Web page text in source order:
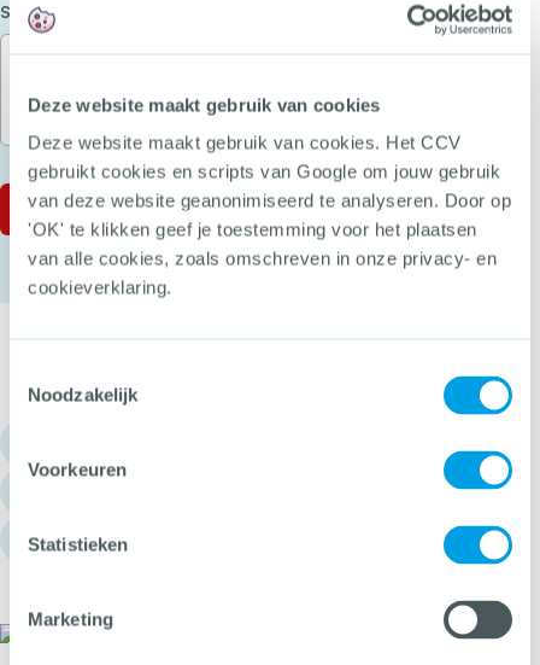
Deze website maakt gebruik van cookies
Deze website maakt gebruik van cookies. Het CCV
gebruikt cookies en scripts van Google om jouw gebruik
van deze website geanonimiseerd te analyseren. Door op
'OK' te klikken geef je toestemming voor het plaatsen
van alle cookies, zoals omschreven in onze privacy- en
cookieverklaring.
Noodzakelijk
Voorkeuren
Statistieken
Marketing
Stel je vraag
Churchilllaan 11, 3527 GV Utrecht